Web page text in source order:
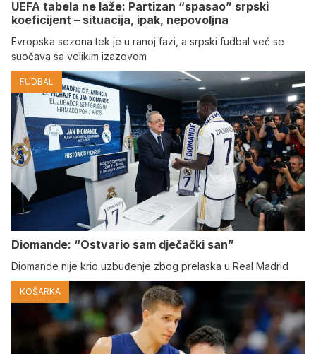
UEFA tabela ne laže: Partizan “spasao” srpski
koeficijent – situacija, ipak, nepovoljna
Evropska sezona tek je u ranoj fazi, a srpski fudbal već se
suočava sa velikim izazovom
FUDBAL
Diomande: “Ostvario sam dječački san”
Diomande nije krio uzbuđenje zbog prelaska u Real Madrid
KOŠARKA